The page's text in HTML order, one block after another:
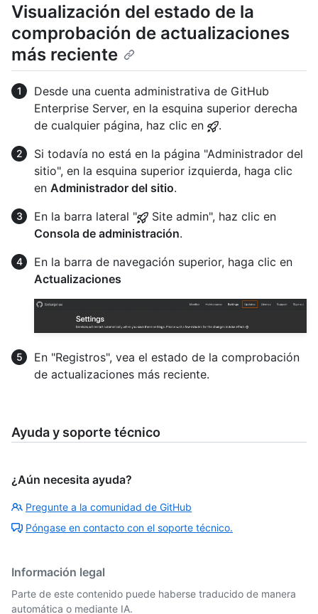
Visualización del estado de la
comprobación de actualizaciones
más reciente
Desde una cuenta administrativa de GitHub
Enterprise Server, en la esquina superior derecha
de cualquier página, haz clic en
.
Si todavía no está en la página "Administrador del
sitio", en la esquina superior izquierda, haga clic
en Administrador del sitio.
En la barra lateral "
Site admin", haz clic en
Consola de administración.
En la barra de navegación superior, haga clic en
Actualizaciones
En "Registros", vea el estado de la comprobación
de actualizaciones más reciente.
Ayuda y soporte técnico
¿Aún necesita ayuda?
Pregunte a la comunidad de GitHub
Póngase en contacto con el soporte técnico.
Información legal
Parte de este contenido puede haberse traducido de manera
automática o mediante IA.